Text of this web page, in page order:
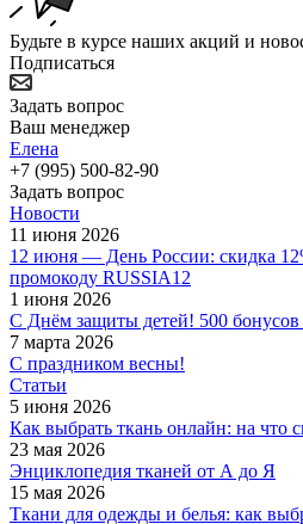
Будьте в курсе наших акций и
Подписаться
Задать вопрос
Ваш менеджер
Елена
+7 (995) 500-82-90
Задать вопрос
Новости
11 июня 2026
12 июня — День России: скидка
промокоду RUSSIA12
1 июня 2026
С Днём защиты детей! 500
7 марта 2026
С праздником весны!
Статьи
5 июня 2026
Как выбрать ткань онлайн: на что
23 мая 2026
Энциклопедия тканей от А до Я
15 мая 2026
Ткани для одежды и белья: как